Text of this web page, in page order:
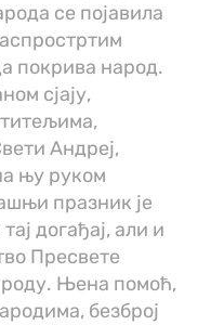
се појавила
покрива народ.
сјају,
Андреј,
њу руком
празник је
догађај, али и
Пресвете
Њена помоћ,
безброј